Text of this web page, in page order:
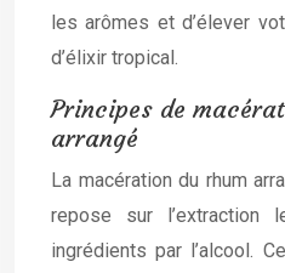
les arômes et d’élever
d’élixir tropical.
Principes de
arrangé
La macération du rhum
repose sur l’extraction
ingrédients par l’alcool.